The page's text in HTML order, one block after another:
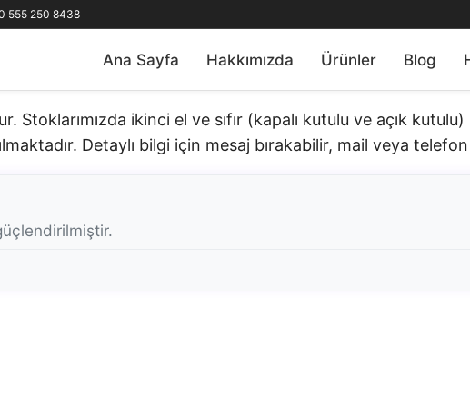
555 250 8438
Ana Sayfa Hakkımızda Ürünler Blog
Stoklarımızda ikinci el ve sıfır (kapalı kutulu ve açık
Detaylı bilgi için mesaj bırakabilir, mail veya